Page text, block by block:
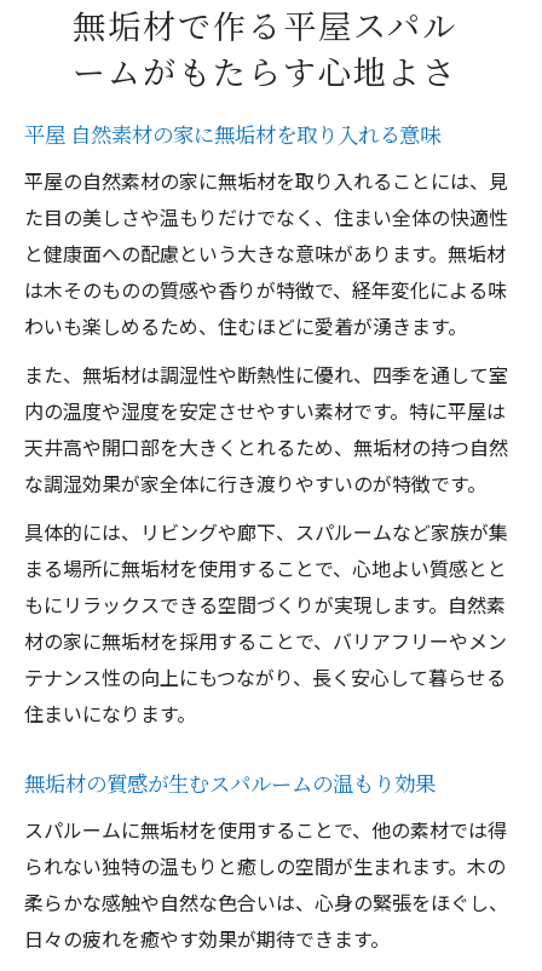
無垢材で作る平屋スパル
ームがもたらす心地よさ
平屋 自然素材の家に無垢材を取り入れる意味
平屋の自然素材の家に無垢材を取り入れることには、見
た目の美しさや温もりだけでなく、住まい全体の快適性
と健康面への配慮という大きな意味があります。無垢材
は木そのものの質感や香りが特徴で、経年変化による味
わいも楽しめるため、住むほどに愛着が湧きます。
また、無垢材は調湿性や断熱性に優れ、四季を通して室
内の温度や湿度を安定させやすい素材です。特に平屋は
天井高や開口部を大きくとれるため、無垢材の持つ自然
な調湿効果が家全体に行き渡りやすいのが特徴です。
具体的には、リビングや廊下、スパルームなど家族が集
まる場所に無垢材を使用することで、心地よい質感とと
もにリラックスできる空間づくりが実現します。自然素
材の家に無垢材を採用することで、バリアフリーやメン
テナンス性の向上にもつながり、長く安心して暮らせる
住まいになります。
無垢材の質感が生むスパルームの温もり効果
スパルームに無垢材を使用することで、他の素材では得
られない独特の温もりと癒しの空間が生まれます。木の
柔らかな感触や自然な色合いは、心身の緊張をほぐし、
日々の疲れを癒やす効果が期待できます。